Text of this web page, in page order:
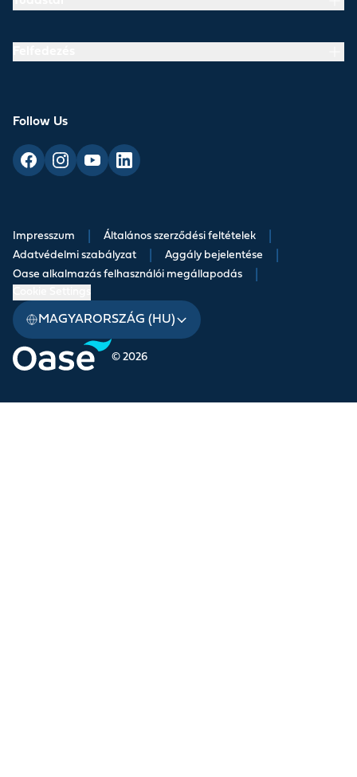
Follow Us
© 2026
Impresszum Általános szerződési feltételek
Adatvédelmi szabályzat Aggály bejelentése
Oase alkalmazás felhasználói megállapodás
MAGYARORSZÁG (HU)